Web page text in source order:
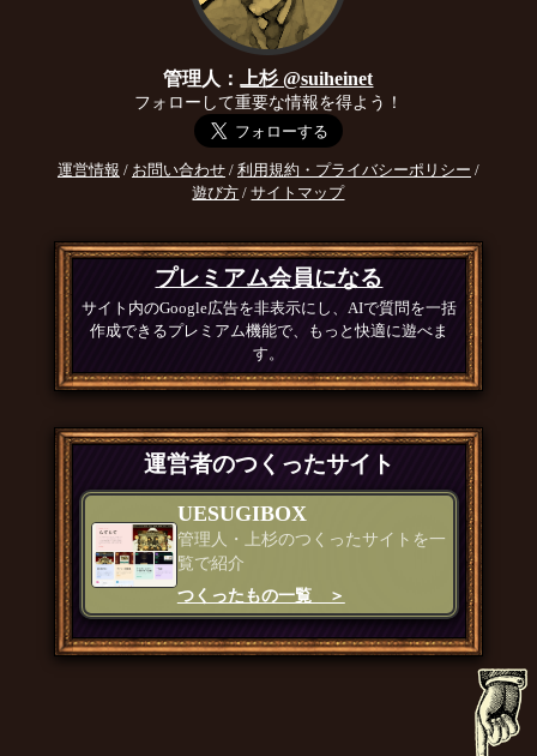
管理人：上杉 @suiheinet
フォローして重要な情報を得よう！
運営情報 / お問い合わせ/ 利用規約・プライバシーポリシー /
遊び方 /サイトマップ
プレミアム会員になる
サイト内のGoogle広告を非表示にし、AIで質問を一括
作成できるプレミアム機能で、もっと快適に遊べま
す。
運営者のつくったサイト
UESUGIBOX
管理人・上杉のつくったサイトを一
覧で紹介
つくったもの一覧 ＞